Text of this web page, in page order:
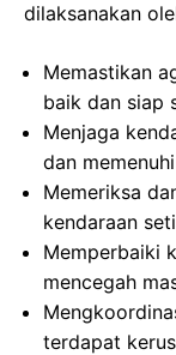
dilaksanakan
Memastikan
baik dan siap
Menjaga
dan
Memeriksa
kendaraan
Memperbaiki
mencegah
terdapat